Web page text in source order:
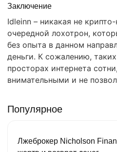
Заключение
Idleinn – никакая не
очередной лохотрон,
без опыта в данном
деньги. К сожалению,
просторах интернета
внимательными и не
Популярное
Лжеброкер Nicholson